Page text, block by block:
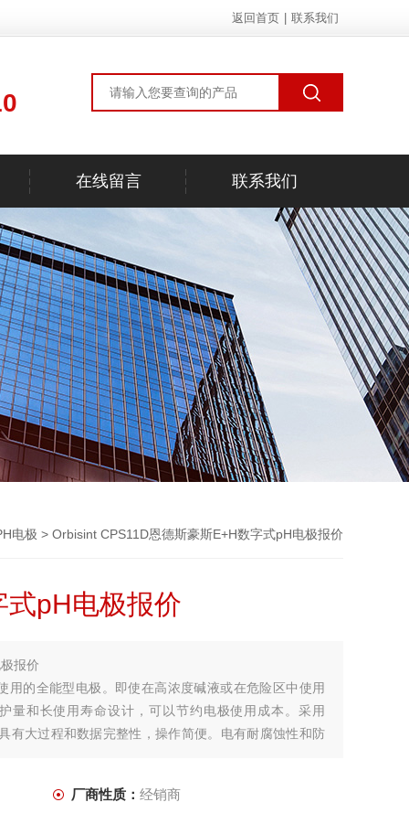
返回首页 联系我们
在线留言 联系我们
电极 > Orbisint CPS11D恩德斯豪斯E+H数字式pH电极报价
pH电极报价
报价
用的全能型电极。即使在高浓度碱液或在危险区中使用
量和长使用寿命设计，可以节约电极使用成本。采用
有大过程和数据完整性，操作简便。电有耐腐蚀性和防
厂商性质： 经销商